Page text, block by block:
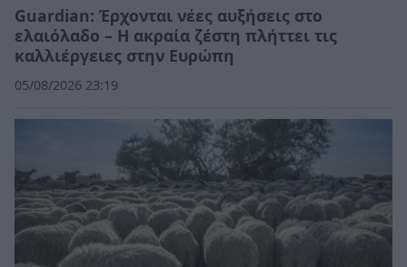
Guardian: Έρχονται νέες αυξήσεις στο
ελαιόλαδο – Η ακραία ζέστη πλήττει τις
καλλιέργειες στην Ευρώπη
05/08/2026 23:19